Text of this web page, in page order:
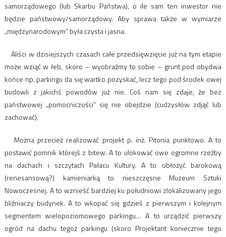
samorządowego (lub Skarbu Państwa), o ile sam ten inwestor nie
będzie państwowy/samorządowy. Aby sprawa także w wymiarze
„międzynarodowym” była czysta i jasna.
Aliści w dzisiejszych czasach całe przedsięwzięcie już na tym etapie
może wziąć w łeb, skoro – wyobraźmy to sobie – grunt pod obydwa
końce np. parkingu da się wartko pozyskać, lecz tego pod środek owej
budowli z jakichś powodów już nie. Coś nam się zdaje, że bez
państwowej „pomocniczości” się nie obejdzie (cudzysłów zdjąć lub
zachować).
Można przecież realizować projekt p. inż. Pitonia punktowo. A to
postawić pomnik którejś z bitew. A to ulokować owe ogromne rzeźby
na dachach i szczytach Pałacu Kultury. A to obłożyć barokową
(renesansową?) kamieniarką to nieszczęsne Muzeum Sztuki
Nowoczesnej. A to wznieść bardziej ku południowi zlokalizowany jego
bliźniaczy budynek. A to wkopać się gdzieś z pierwszym i kolejnym
segmentem wielopoziomowego parkingu… A to urządzić pierwszy
ogród na dachu tegoż parkingu (skoro Projektant koniecznie tego